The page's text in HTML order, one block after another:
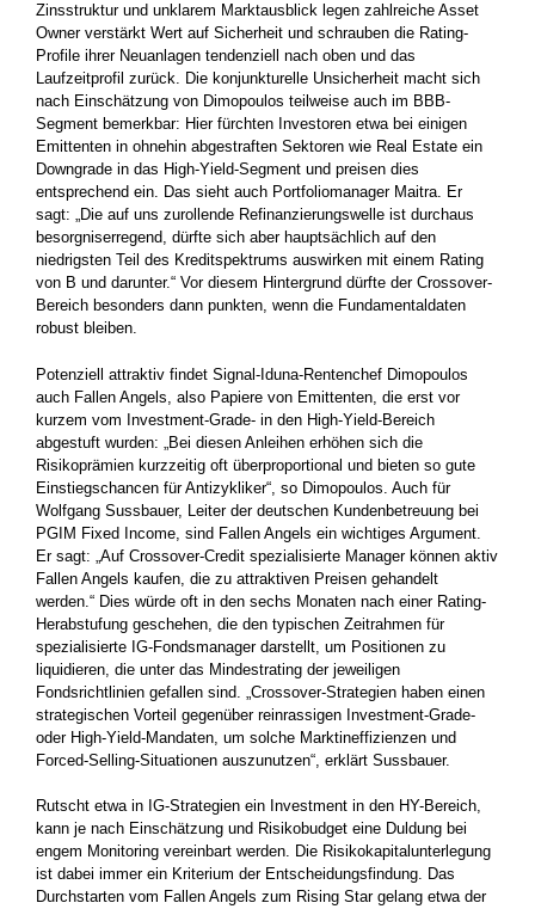
Zinsstruktur und unklarem Marktausblick legen zahlreiche Asset
Owner verstärkt Wert auf Sicherheit und schrauben die Rating-
Profile ihrer Neuanlagen tendenziell nach oben und das
Laufzeitprofil zurück. Die konjunkturelle Unsicherheit macht sich
nach Einschätzung von Dimopoulos teilweise auch im BBB-
Segment bemerkbar: Hier fürchten Investoren etwa bei einigen
Emittenten in ohnehin abgestraften Sektoren wie Real Estate ein
Downgrade in das High-Yield-Segment und preisen dies
entsprechend ein. Das sieht auch Portfoliomanager Maitra. Er
sagt: „Die auf uns zurollende Refinanzierungswelle ist durchaus
besorgniserregend, dürfte sich aber hauptsächlich auf den
niedrigsten Teil des Kreditspektrums auswirken mit einem Rating
von B und darunter.“ Vor diesem Hintergrund dürfte der Crossover-
Bereich besonders dann punkten, wenn die Fundamentaldaten
robust bleiben.
Potenziell attraktiv findet Signal-Iduna-Rentenchef Dimopoulos
auch Fallen Angels, also Papiere von Emittenten, die erst vor
kurzem vom Investment-Grade- in den High-Yield-Bereich
abgestuft wurden: „Bei diesen Anleihen erhöhen sich die
Risikoprämien kurzzeitig oft überproportional und bieten so gute
Einstiegschancen für Antizykliker“, so Dimopoulos. Auch für
Wolfgang Sussbauer, Leiter der deutschen Kundenbetreuung bei
PGIM Fixed Income, sind Fallen Angels ein wichtiges Argument.
Er sagt: „Auf Crossover-Credit spezialisierte Manager können aktiv
Fallen Angels kaufen, die zu attraktiven Preisen gehandelt
werden.“ Dies würde oft in den sechs Monaten nach einer Rating-
Herabstufung geschehen, die den typischen Zeitrahmen für
spezialisierte IG-Fondsmanager darstellt, um Positionen zu
liquidieren, die unter das Mindestrating der jeweiligen
Fondsrichtlinien gefallen sind. „Crossover-Strategien haben einen
strategischen Vorteil gegenüber reinrassigen Investment-Grade-
oder High-Yield-Mandaten, um solche Marktineffizienzen und
Forced-Selling-Situationen auszunutzen“, erklärt Sussbauer.
Rutscht etwa in IG-Strategien ein Investment in den HY-Bereich,
kann je nach Einschätzung und Risikobudget eine Duldung bei
engem Monitoring vereinbart werden. Die Risikokapitalunterlegung
ist dabei immer ein Kriterium der Entscheidungsfindung. Das
Durchstarten vom Fallen Angels zum Rising Star gelang etwa der